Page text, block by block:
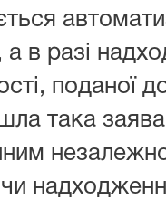
а в разі
поданої
така
чи